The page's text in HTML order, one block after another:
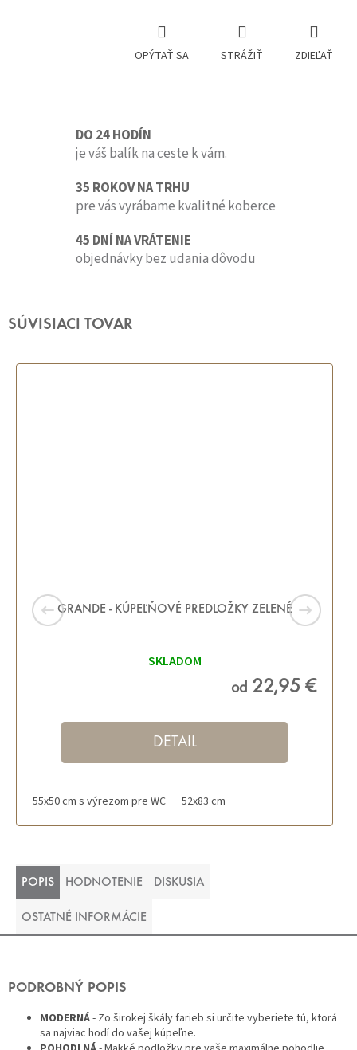
OPÝTAŤ SA STRÁŽIŤ ZDIEĽAŤ
DO 24 HODÍN
je váš balík na ceste k vám.
35 ROKOV NA TRHU
pre vás vyrábame kvalitné koberce
45 DNÍ NA VRÁTENIE
objednávky bez udania dôvodu
SÚVISIACI TOVAR
GRANDE - KÚPEĽŇOVÉ PREDLOŽKY ZELENÉ
SKLADOM
od 22,95 €
DETAIL
55x50 cm s výrezom pre WC 52x83 cm
POPIS HODNOTENIE DISKUSIA
OSTATNÉ INFORMÁCIE
PODROBNÝ POPIS
MODERNÁ- Zo širokej škály farieb si určite vyberiete tú, ktorá
sa najviac hodí do vašej kúpeľne.